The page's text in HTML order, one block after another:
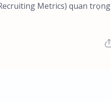
Metrics) quan trọng